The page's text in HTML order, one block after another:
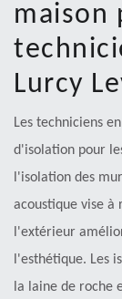
maison
Lurcy
Les techniciens
d'isolation pour
l'isolation des
acoustique vise à
l'extérieur
l'esthétique. Les
la laine de roche